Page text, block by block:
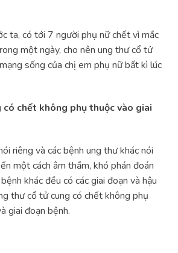
ta, có tới 7 người phụ nữ chết vì mắc
một ngày, cho nên ung thư cổ tử
sống của chị em phụ nữ bất kì lúc
có chết không phụ thuộc vào giai
riêng và các bệnh ung thư khác nói
một cách âm thầm, khó phán đoán
khác đều có các giai đoạn và hậu
thư cổ tử cung có chết không phụ
giai đoạn bệnh.